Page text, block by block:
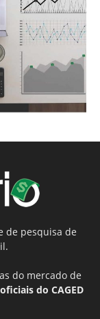
de pesquisa de
do mercado de
do CAGED